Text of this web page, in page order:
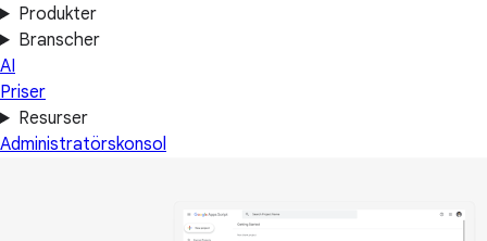
Produkter
Branscher
AI
Priser
Resurser
Administratörskonsol